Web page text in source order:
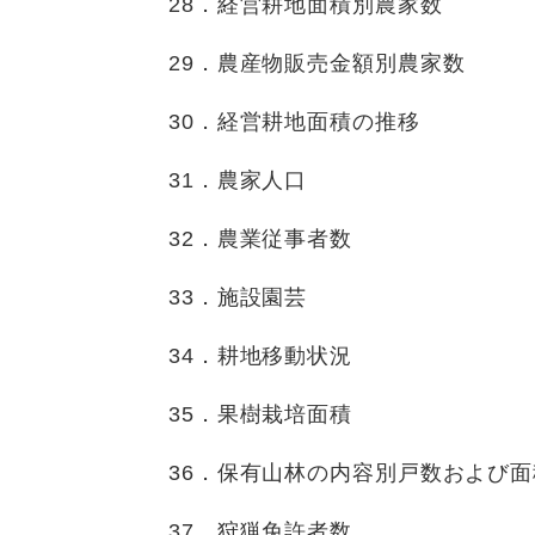
28．経営耕地面積別農家数
29．農産物販売金額別農家数
30．経営耕地面積の推移
31．農家人口
32．農業従事者数
33．施設園芸
34．耕地移動状況
35．果樹栽培面積
36．保有山林の内容別戸数および